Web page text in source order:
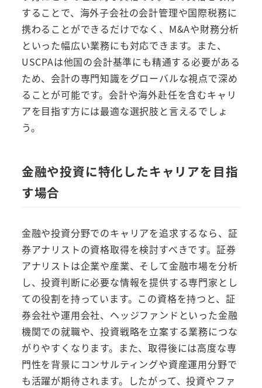
することで、海外子会社の会計管理や国際税務に
携わることができるだけでなく、M&Aや財務分析
といった幅広い業務にも対応できます。また、
USCPAは他国の会計基準にも精通する必要がある
ため、会計の専門知識をグローバルな視点で深め
ることが可能です。会計や海外赴任を含むキャリ
アを目指す方には最適な選択肢と言えるでしょ
う。
金融や投資に特化したキャリアを目指
す場合
金融や投資分野でのキャリアを追求するなら、証
券アナリストの資格取得を検討すべきです。証券
アナリストは企業や産業、そして金融市場を分析
し、投資判断に必要な情報を提供する専門家とし
ての役割を持っています。この資格を持つと、証
券会社や運用会社、ヘッジファンドといった金融
機関での就職や、投資戦略を立案する業務につな
がりやすくなります。また、取得後には高度な専
門性を背景にコンサルティングや資産運用分野で
も活躍が期待されます。したがって、投資やファ